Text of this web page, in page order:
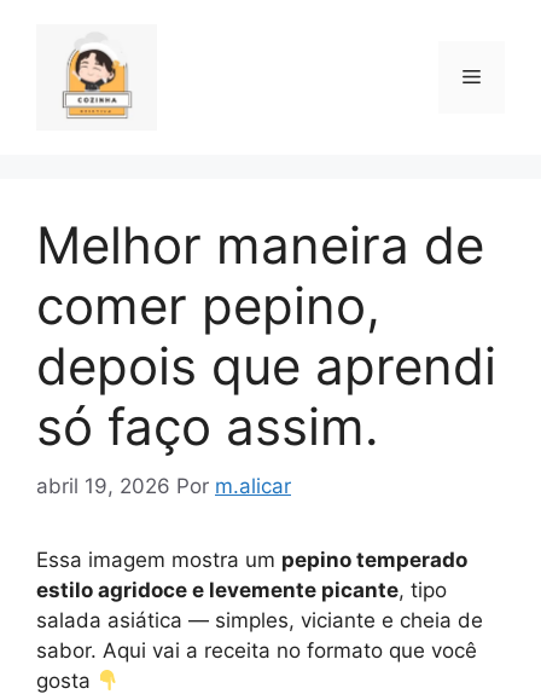
conteúdo
Menu
Melhor maneira de
comer pepino,
depois que aprendi
só faço assim.
abril 19, 2026 Por m.alicar
Essa imagem mostra um pepino temperado
estilo agridoce e levemente picante, tipo
salada asiática — simples, viciante e cheia de
sabor. Aqui vai a receita no formato que você
gosta